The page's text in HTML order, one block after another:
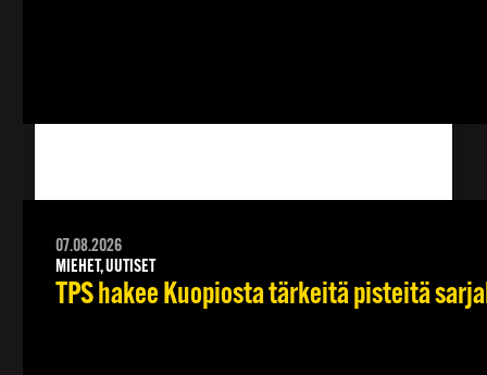
07.08.2026
MIEHET, UUTISET
TPS hakee Kuopiosta tärkeitä pisteitä